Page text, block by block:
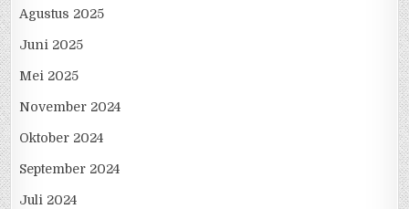
Agustus 2025
Juni 2025
Mei 2025
November 2024
Oktober 2024
September 2024
Juli 2024